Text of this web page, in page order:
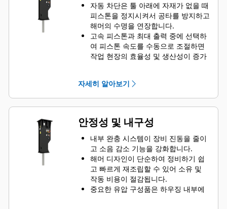
자동 차단은 툴 아래에 자재가 없을 때
피스톤을 정지시켜서 공타를 방지하고
해머의 수명을 연장합니다.
고속 피스톤과 최대 출력 중에 선택하
여 피스톤 속도를 수동으로 조절하면
작업 현장의 효율성 및 생산성이 증가
를 주택가 또는 소음을 규제하는 병원
근처와 같이 소음에 민감한 구역에서
사용할 수 있습니다.
자세히 알아보기
안정성 및 내구성
내부 완충 시스템이 장비 진동을 줄이
고 소음 감소 기능을 강화합니다.
해머 디자인이 단순하여 정비하기 쉽
고 빠르게 재조립할 수 있어 소유 및
작동 비용이 절감됩니다.
중요한 유압 구성품은 하우징 내부에